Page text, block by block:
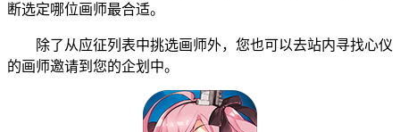
断选定哪位画师最合适。
除了从应征列表中挑选画师外，您也可以去站内寻找心仪
的画师邀请到您的企划中。